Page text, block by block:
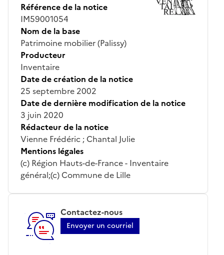
Référence de la notice
IM59001054
Nom de la base
Patrimoine mobilier (Palissy)
Producteur
Inventaire
Date de création de la notice
25 septembre 2002
Date de dernière modification de la notice
3 juin 2020
Rédacteur de la notice
Vienne Frédéric ; Chantal Julie
Mentions légales
(c) Région Hauts-de-France - Inventaire
général;(c) Commune de Lille
Contactez-nous
Envoyer un courriel